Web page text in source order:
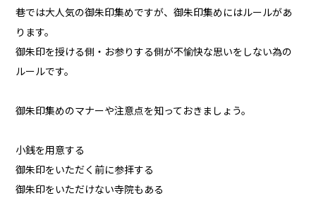
巷では大人気の御朱印集めですが、御朱印集めにはルールがあ
ります。
御朱印を授ける側・お参りする側が不愉快な思いをしない為の
ルールです。
御朱印集めのマナーや注意点を知っておきましょう。
小銭を用意する
御朱印をいただく前に参拝する
御朱印をいただけない寺院もある